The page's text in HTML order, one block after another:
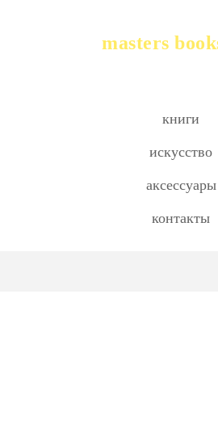
masters
книги
искусство
аксессуары
контакты